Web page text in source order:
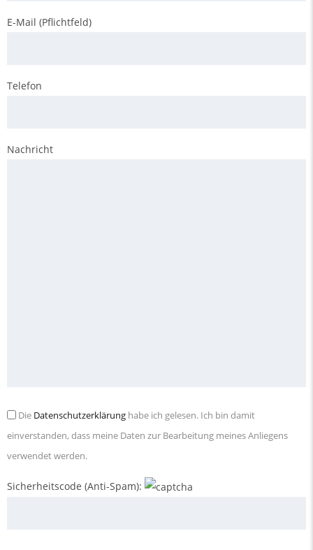
E-Mail (Pflichtfeld)
Telefon
Nachricht
Die Datenschutzerklärung habe ich gelesen. Ich bin damit
einverstanden, dass meine Daten zur Bearbeitung meines Anliegens
verwendet werden.
Sicherheitscode (Anti-Spam):